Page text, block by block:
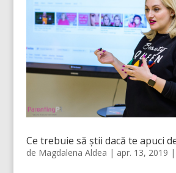
Ce trebuie să știi dacă te apuci
de Magdalena Aldea | apr. 13, 2019 |